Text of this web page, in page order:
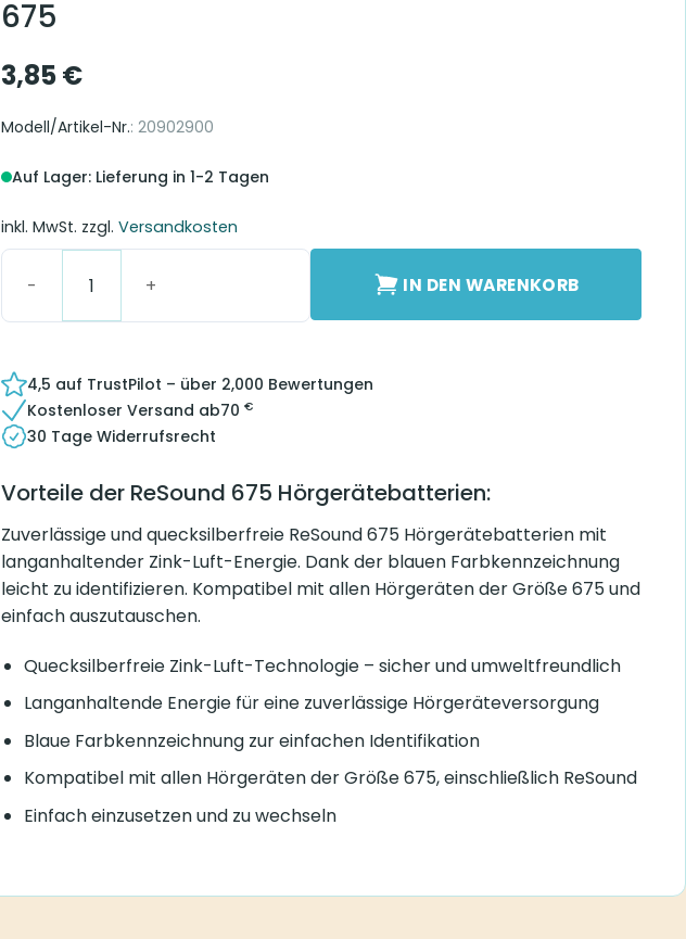
675
3,85€
Modell/Artikel-Nr.: 20902900
Auf Lager: Lieferung in 1-2 Tagen
inkl. MwSt. zzgl. Versandkosten
IN DEN WARENKORB
4,5 auf TrustPilot – über 2,000 Bewertungen
Kostenloser Versand ab70 €
30 Tage Widerrufsrecht
Vorteile der ReSound 675 Hörgerätebatterien:
Zuverlässige und quecksilberfreie ReSound 675 Hörgerätebatterien mit
langanhaltender Zink-Luft-Energie. Dank der blauen Farbkennzeichnung
leicht zu identifizieren. Kompatibel mit allen Hörgeräten der Größe 675 und
einfach auszutauschen.
Quecksilberfreie Zink-Luft-Technologie – sicher und umweltfreundlich
Langanhaltende Energie für eine zuverlässige Hörgeräteversorgung
Blaue Farbkennzeichnung zur einfachen Identifikation
Kompatibel mit allen Hörgeräten der Größe 675, einschließlich ReSound
Einfach einzusetzen und zu wechseln